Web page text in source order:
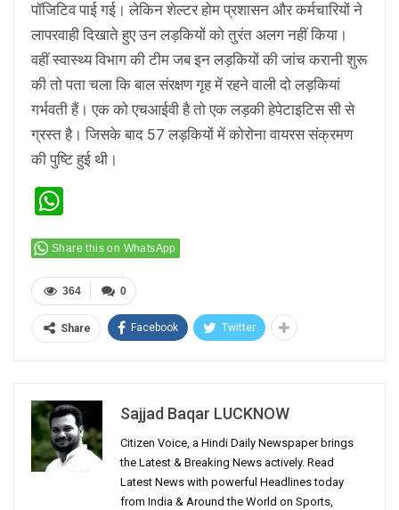
पॉजिटिव पाई गई। लेकिन शेल्टर होम प्रशासन और कर्मचारियों ने
लापरवाही दिखाते हुए उन लड़कियों को तुरंत अलग नहीं किया।
वहीं स्वास्थ्य विभाग की टीम जब इन लड़कियों की जांच करानी शुरू
की तो पता चला कि बाल संरक्षण गृह में रहने वाली दो लड़कियां
गर्भवती हैं। एक को एचआईवी है तो एक लड़की हेपेटाइटिस सी से
ग्रस्त है। जिसके बाद 57 लड़कियों में कोरोना वायरस संक्रमण
की पुष्टि हुई थी।
Share this on WhatsApp
0
364
Share Facebook Twitter
Sajjad Baqar LUCKNOW
Citizen Voice, a Hindi Daily Newspaper brings
the Latest & Breaking News actively. Read
Latest News with powerful Headlines today
from India & Around the World on Sports,